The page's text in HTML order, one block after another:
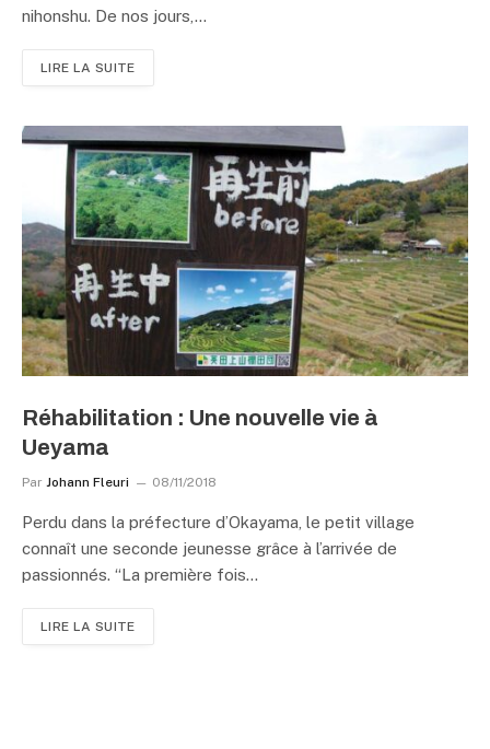
nihonshu. De nos jours,…
LIRE LA SUITE
Réhabilitation : Une nouvelle vie à
Ueyama
Par Johann Fleuri 08/11/2018
Perdu dans la préfecture d’Okayama, le petit village
connaît une seconde jeunesse grâce à l’arrivée de
passionnés. “La première fois…
LIRE LA SUITE